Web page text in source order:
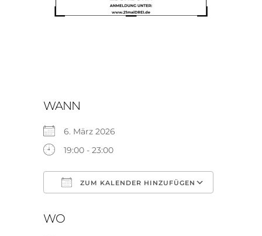
WANN
6. März 2026
19:00 - 23:00
ZUM KALENDER HINZUFÜGEN
WO